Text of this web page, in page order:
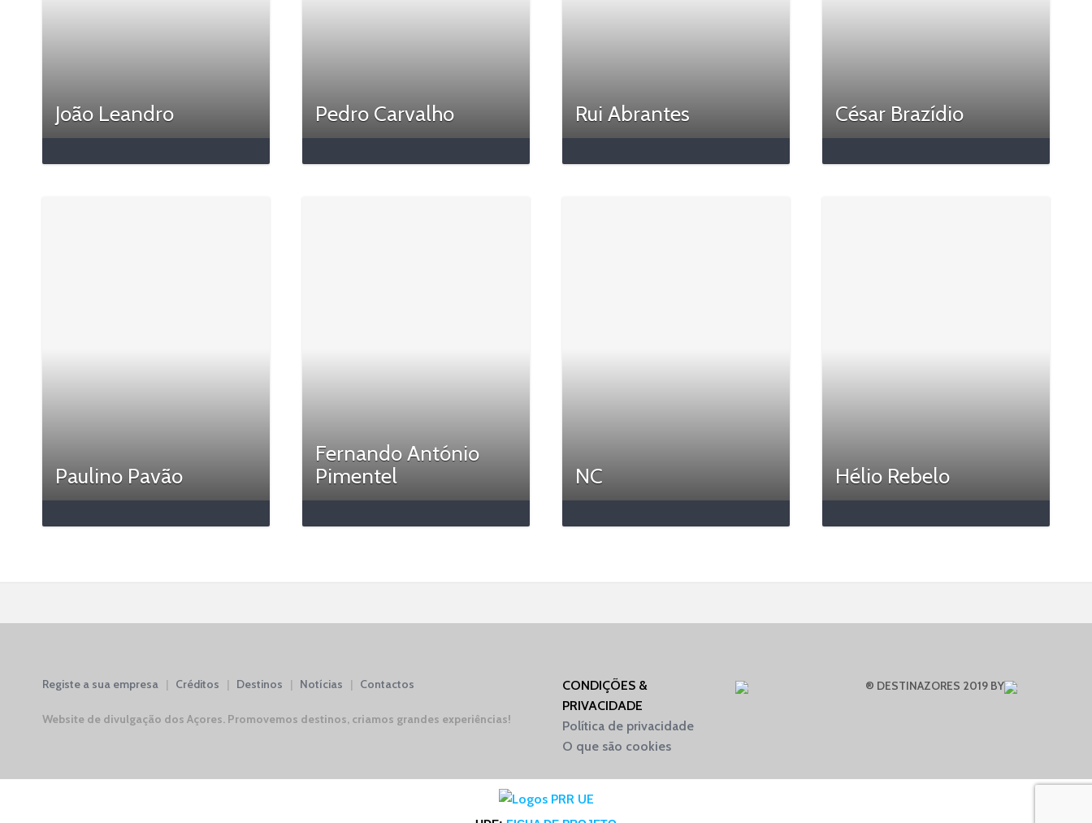
João Leandro Pedro Carvalho Rui Abrantes César Brazídio
Paulino Pavão
Fernando António
Pimentel
NC Hélio Rebelo
Registe a sua empresa | Créditos | Destinos | Notícias | Contactos
Website de divulgação dos Açores. Promovemos destinos, criamos grandes experiências!
CONDIÇÕES &
PRIVACIDADE
Política de privacidade
O que são cookies
® DESTINAZORES 2019 BY